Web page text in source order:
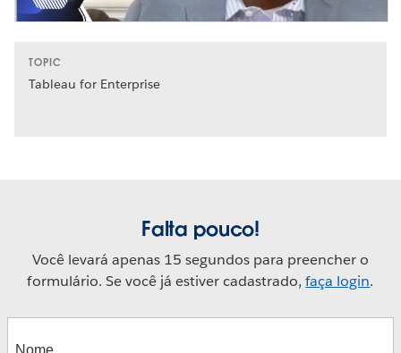
TOPIC
Tableau for Enterprise
Falta pouco!
Você levará apenas 15 segundos para preencher o
formulário. Se você já estiver cadastrado,faça login.